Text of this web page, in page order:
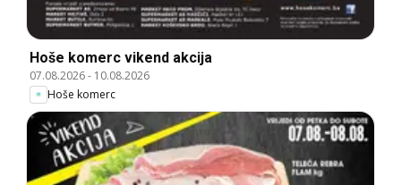
Hoše komerc vikend akcija
07.08.2026- 10.08.2026
Hoše komerc